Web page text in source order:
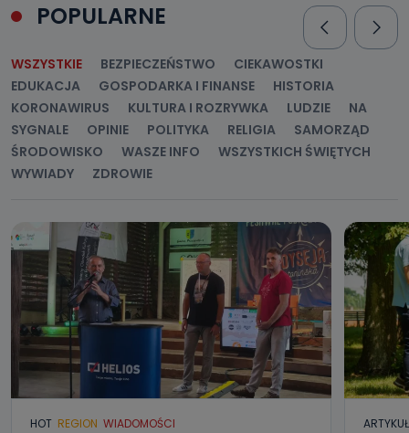
POPULARNE
WSZYSTKIE BEZPIECZEŃSTWO
CIEKAWOSTKI
EDUKACJA
GOSPODARKA I FINANSE
HISTORIA
KORONAWIRUS
KULTURA I ROZRYWKA LUDZIE
NA
SYGNALE
OPINIE POLITYKA RELIGIA
SAMORZĄD
ŚRODOWISKO
WASZE INFO
WSZYSTKICH ŚWIĘTYCH
WYWIADY
ZDROWIE
HOT REGION WIADOMOŚCI